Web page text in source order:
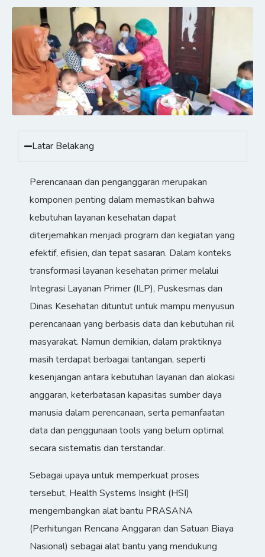
Latar Belakang
Perencanaan dan penganggaran merupakan
komponen penting dalam memastikan bahwa
kebutuhan layanan kesehatan dapat
diterjemahkan menjadi program dan kegiatan yang
efektif, efisien, dan tepat sasaran. Dalam konteks
transformasi layanan kesehatan primer melalui
Integrasi Layanan Primer (ILP), Puskesmas dan
Dinas Kesehatan dituntut untuk mampu menyusun
perencanaan yang berbasis data dan kebutuhan riil
masyarakat. Namun demikian, dalam praktiknya
masih terdapat berbagai tantangan, seperti
kesenjangan antara kebutuhan layanan dan alokasi
anggaran, keterbatasan kapasitas sumber daya
manusia dalam perencanaan, serta pemanfaatan
data dan penggunaan tools yang belum optimal
secara sistematis dan terstandar.
Sebagai upaya untuk memperkuat proses
tersebut, Health Systems Insight (HSI)
mengembangkan alat bantu PRASANA
(Perhitungan Rencana Anggaran dan Satuan Biaya
Nasional) sebagai alat bantu yang mendukung